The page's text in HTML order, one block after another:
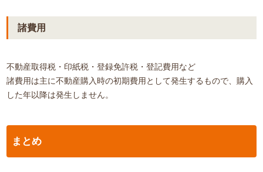
諸費用
不動産取得税・印紙税・登録免許税・登記費用など
諸費用は主に不動産購入時の初期費用として発生するもので、購入
した年以降は発生しません。
まとめ